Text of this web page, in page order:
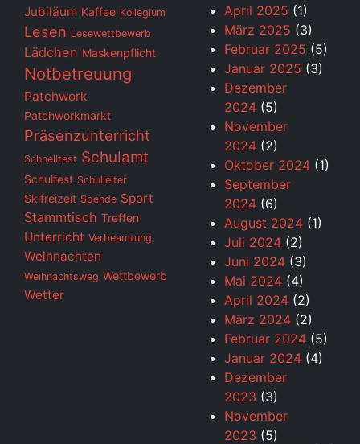
Jubiläum Kaffee Kollegium
Lesen Lesewettbewerb
Lädchen Maskenpflicht
Notbetreuung
Patchwork
Patchworkmarkt
Präsenzunterricht
Schnelltest Schulamt
Schulfest Schulleiter
Skifreizeit Spende Sport
Stammtisch Treffen
Unterricht Verbeamtung
Weihnachten
Weihnachtsweg Wettbewerb
Wetter
April 2025 (1)
März 2025 (3)
Februar 2025 (5)
Januar 2025 (3)
Dezember
2024 (5)
November
2024 (2)
Oktober 2024 (1)
September
2024 (6)
August 2024 (1)
Juli 2024 (2)
Juni 2024 (3)
Mai 2024 (4)
April 2024 (2)
März 2024 (2)
Februar 2024 (5)
Januar 2024 (4)
Dezember
2023 (3)
November
2023 (5)